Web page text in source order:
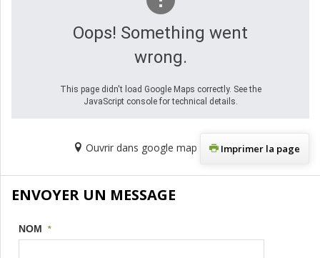
Oops! Something went
wrong.
This page didn't load Google Maps correctly. See the
JavaScript console for technical details.
Ouvrir dans google map Imprimer la page
ENVOYER UN MESSAGE
NOM *